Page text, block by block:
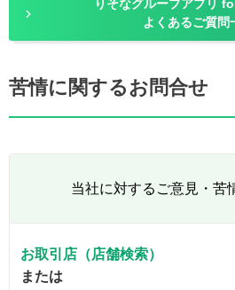
りそなグループアプリ
よくあるご質問
苦情に関するお問合せ
当社に対するご意見・苦
お取引店（店舗検索）
または